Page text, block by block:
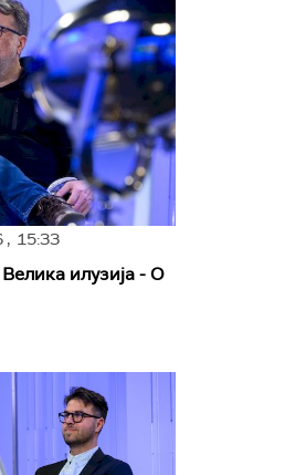
, 15:33
илузија - О